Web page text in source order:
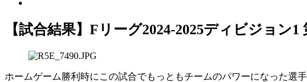
【試合結果】Fリーグ2024-2025ディビジョン
ホームゲーム勝利時にこの試合でもっともチームのパワーになった選